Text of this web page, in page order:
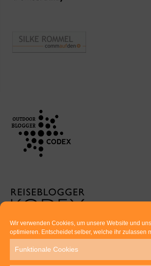
Wir verwenden Cookies, um unsere Website und
optimieren. Entscheidet selber, welche ihr zulassen
Funktionale Cookies
Euer direkter Draht zu
Thomas Rathay und Silke